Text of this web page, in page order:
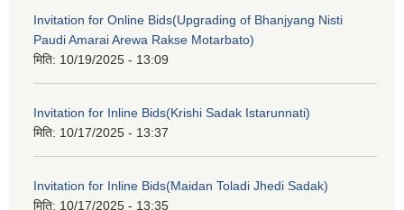
Invitation for Online Bids(Upgrading of Bhanjyang Nisti
Paudi Amarai Arewa Rakse Motarbato)
मिति: 10/19/2025 - 13:09
Invitation for Inline Bids(Krishi Sadak Istarunnati)
मिति: 10/17/2025 - 13:37
Invitation for Inline Bids(Maidan Toladi Jhedi Sadak)
मिति: 10/17/2025 - 13:35